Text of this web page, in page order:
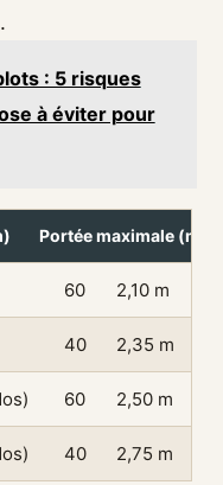
: 5 risques
à éviter pour
Portée maximale (m)
60 2,10 m
40 2,35 m
60 2,50 m
40 2,75 m